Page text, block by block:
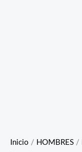
Inicio / HOMBRES /